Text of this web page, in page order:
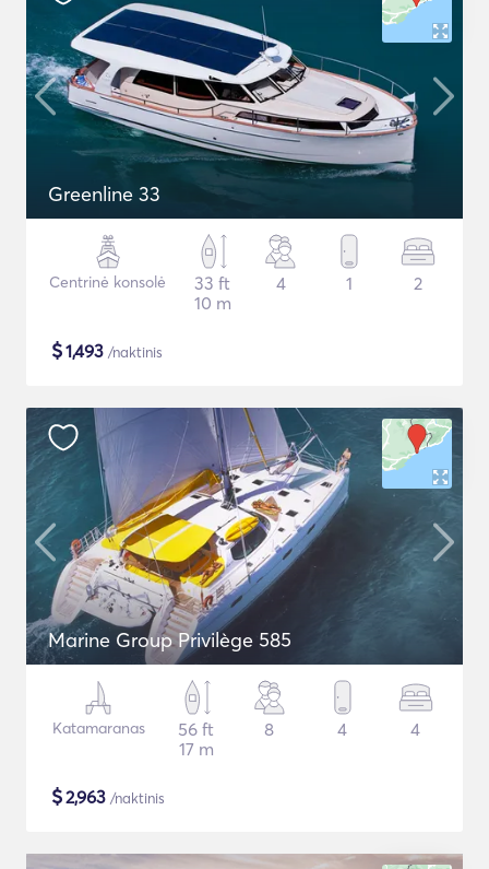
Greenline 33
Centrinė konsolė
33 ft
10 m
4 1 2
$1,493 /naktinis
Marine Group Privilège 585
Katamaranas
56 ft
17 m
8 4 4
$2,963 /naktinis